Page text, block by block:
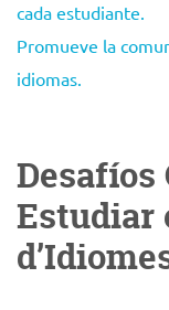
cada estudiante.
Promueve la
idiomas.
Desafíos
Estudiar